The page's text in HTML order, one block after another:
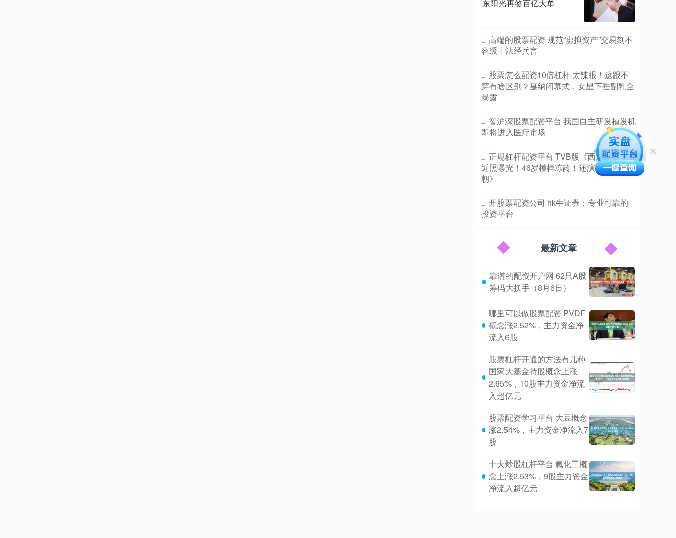
东阳光再签百亿大单
​高端的股票配资 规范“虚拟资产”交易刻不
容缓丨法经兵言
​股票怎么配资10倍杠杆 太辣眼！这跟不
穿有啥区别？戛纳闭幕式，女星下垂副乳全
暴露
​智沪深股票配资平台 我国自主研发植发机
即将进入医疗市场
​正规杠杆配资平台 TVB版《西游记》嫦娥
近照曝光！46岁模样冻龄！还演过《雍正王
朝》
​开股票配资公司 hk牛证券：专业可靠的
投资平台
最新文章
靠谱的配资开户网 62只A股
筹码大换手（8月6日）
哪里可以做股票配资 PVDF
概念涨2.52%，主力资金净
流入6股
股票杠杆开通的方法有几种
国家大基金持股概念上涨
2.65%，10股主力资金净流
入超亿元
股票配资学习平台 大豆概念
涨2.54%，主力资金净流入7
股
十大炒股杠杆平台 氟化工概
念上涨2.53%，9股主力资金
净流入超亿元